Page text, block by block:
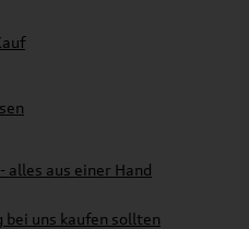
alles aus einer Hand
uns kaufen sollten